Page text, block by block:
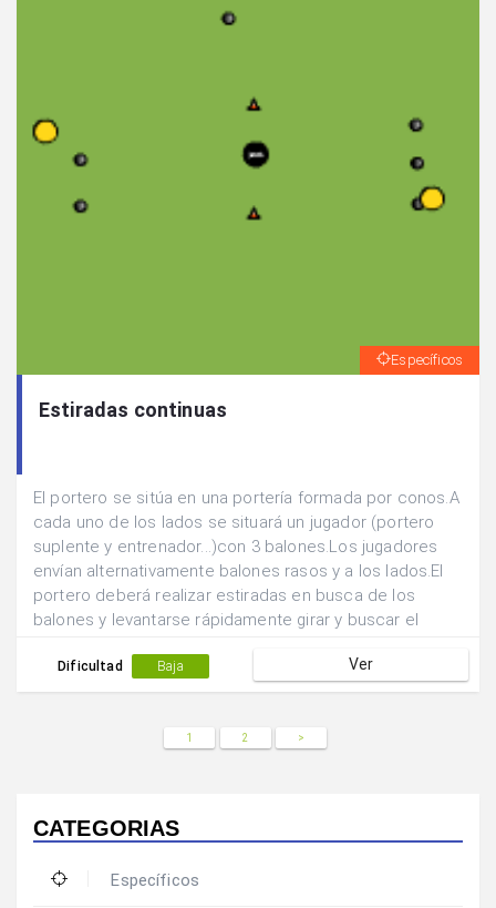
Específicos
Estiradas continuas
El portero se sitúa en una portería formada por conos.A
cada uno de los lados se situará un jugador (portero
suplente y entrenador...)con 3 balones.Los jugadores
envían alternativamente balones rasos y a los lados.El
portero deberá realizar estiradas en busca de los
balones y levantarse rápidamente girar y buscar el
Dificultad Baja Ver
1 2 >
CATEGORIAS
Específicos